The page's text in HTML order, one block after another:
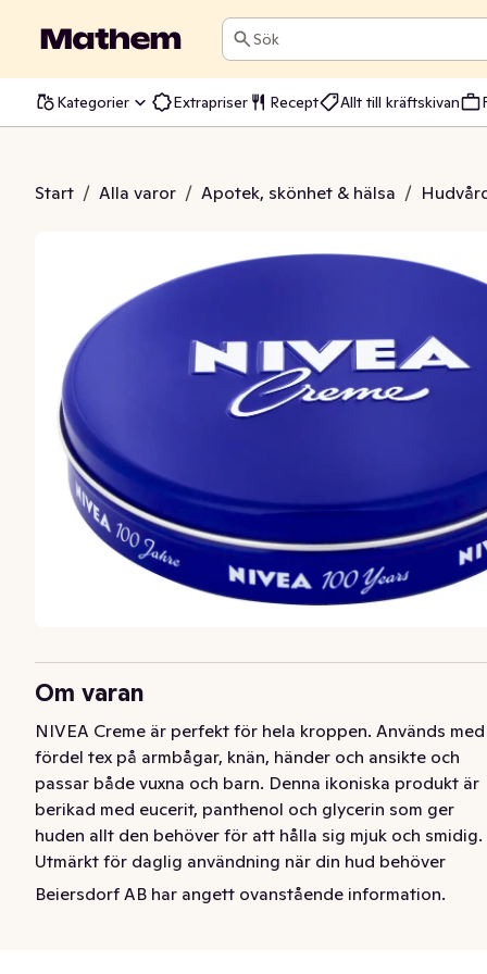
Sök
Kategorier Extrapriser Recept Allt till kräftskivan
Start / Alla varor / Apotek, skönhet & hälsa /
Creme
Om varan
NIVEA Creme är perfekt för hela kroppen. Används med
fördel tex på armbågar, knän, händer och ansikte och
passar både vuxna och barn. Denna ikoniska produkt är
berikad med eucerit, panthenol och glycerin som ger
huden allt den behöver för att hålla sig mjuk och smidig.
Utmärkt för daglig användning när din hud behöver
omvårdnad. Dermatologiskt testad.
Beiersdorf AB har angett ovanstående information.